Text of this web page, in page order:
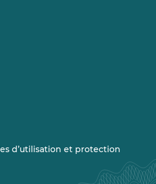
d’utilisation et protection